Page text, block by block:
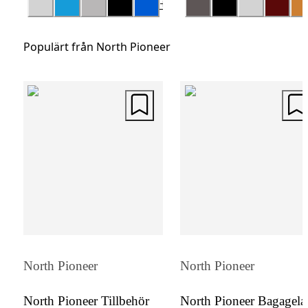
gång.
+
Populärt från North Pioneer
North Pioneer
North Pioneer Tillbehör
North Pioneer
North Pioneer